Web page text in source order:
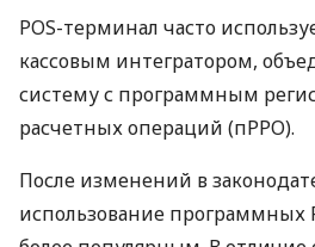
POS-терминал часто
кассовым интегратором,
систему с программным
расчетных операций (пРРО).
После изменений в
использование программных